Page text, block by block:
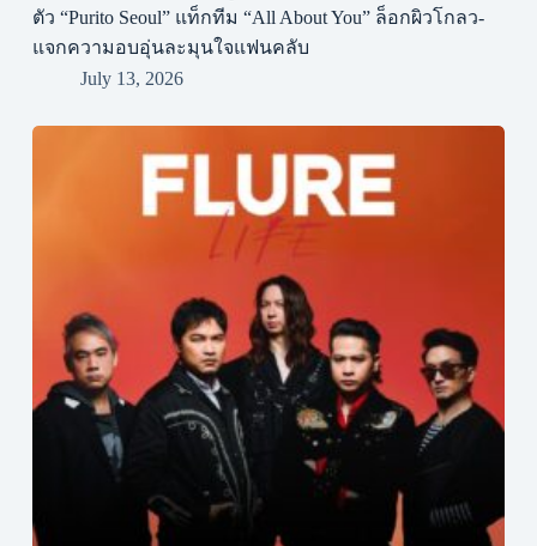
ตัว “Purito Seoul” แท็กทีม “All About You” ล็อกผิวโกลว-
แจกความอบอุ่นละมุนใจแฟนคลับ
July 13, 2026